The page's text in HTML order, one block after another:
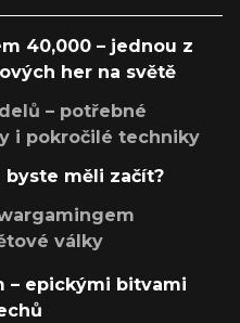
40,000 – jednou z
her na světě
– potřebné
i pokročilé techniky
byste měli začít?
války
– epickými bitvami